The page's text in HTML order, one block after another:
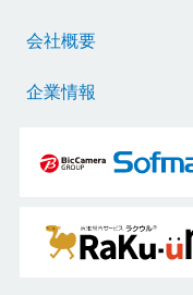
会社概要
企業情報